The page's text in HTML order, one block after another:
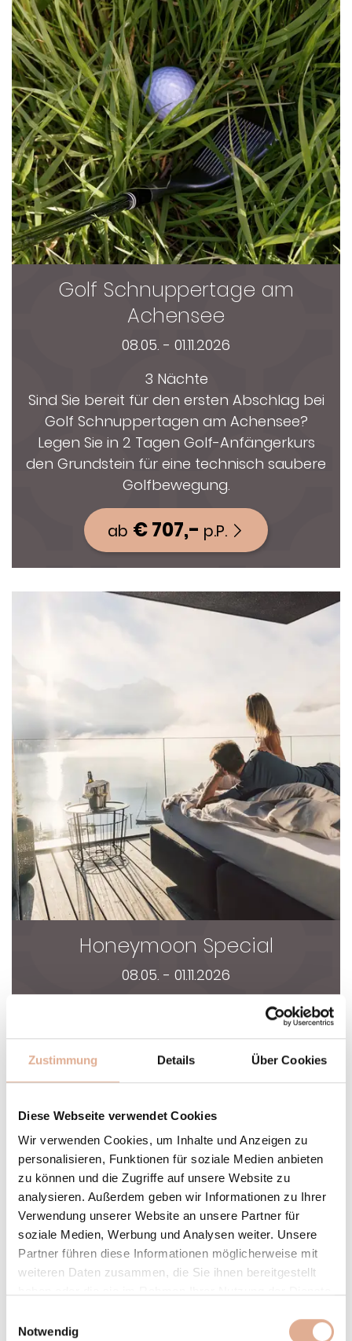
Zustimmung Details Über Cookies
Diese Webseite verwendet Cookies
Wir verwenden Cookies, um Inhalte und Anzeigen zu
personalisieren, Funktionen für soziale Medien anbieten
zu können und die Zugriffe auf unsere Website zu
analysieren. Außerdem geben wir Informationen zu Ihrer
Verwendung unserer Website an unsere Partner für
soziale Medien, Werbung und Analysen weiter. Unsere
Partner führen diese Informationen möglicherweise mit
weiteren Daten zusammen, die Sie ihnen bereitgestellt
Notwendig
Golf Schnuppertage am
Achensee
08.05. - 01.11.2026
3 Nächte
Sind Sie bereit für den ersten Abschlag bei
Golf Schnuppertagen am Achensee?
Legen Sie in 2 Tagen Golf-Anfängerkurs
den Grundstein für eine technisch saubere
Golfbewegung.
ab € 707,- p.P.
Honeymoon Special
08.05. - 01.11.2026
Das Seehotel Einwaller bietet viel Raum für
Ruhe, Rückzug und intensive Zweisamkeit
für Ihr Honeymoon Special.
ab € 824,-p.P.